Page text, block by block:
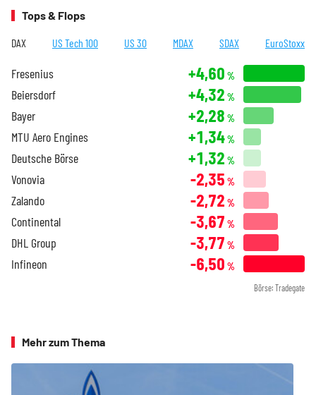
Tops & Flops
DAX US Tech 100 US 30 MDAX SDAX EuroStoxx
Fresenius +4,60 %
Beiersdorf +4,32 %
Bayer +2,28 %
MTU Aero Engines +1,34%
Deutsche Börse +1,32 %
Vonovia -2,35 %
Zalando -2,72 %
Continental -3,67 %
DHL Group -3,77 %
Infineon -6,50 %
Börse: Tradegate
Mehr zum Thema